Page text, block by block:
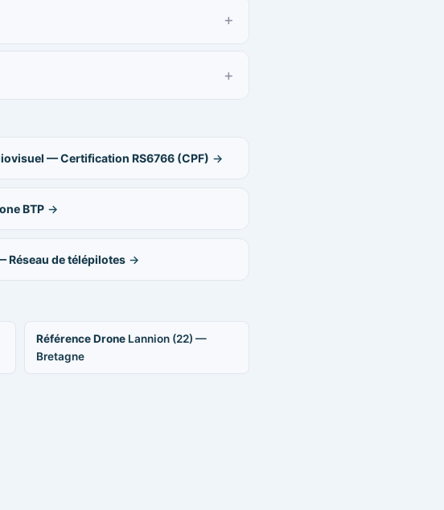
— Certification RS6766 (CPF)
BTP
Réseau de télépilotes
Référence Drone Lannion (22) —
Bretagne